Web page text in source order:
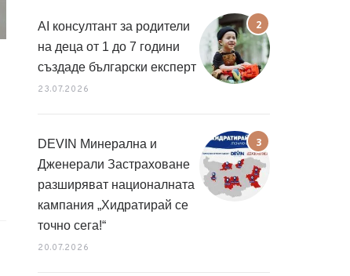
AI консултант за родители
на деца от 1 до 7 години
създаде български експерт
23.07.2026
DEVIN Минерална и
Дженерали Застраховане
разширяват националната
кампания „Хидратирай се
точно сега!“
20.07.2026